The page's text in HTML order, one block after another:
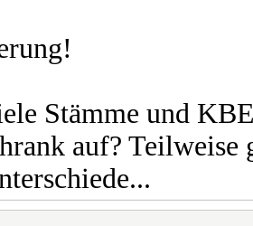
Stämme und
auf? Teilweise